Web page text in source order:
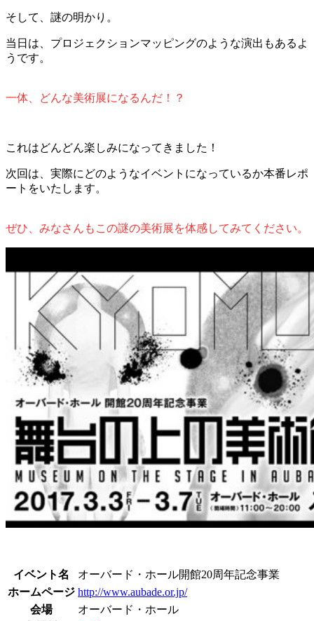
そして、謎の明かり。
当日は、プロジェクションマッピングのような演出もあるよ
うです。
一体、どんな美術展になるんだ！？
これはどんどん楽しみになってきました！
次回は、実際にどのようなイベントになっているか本番レポ
ートをいたします。
ぜひ、みなさんもこの謎の美術展を体感してみてください。
イベント名
オーバード・ホール開館20周年記念事業
ホームページ http://www.aubade.or.jp/
会場
オーバード・ホール